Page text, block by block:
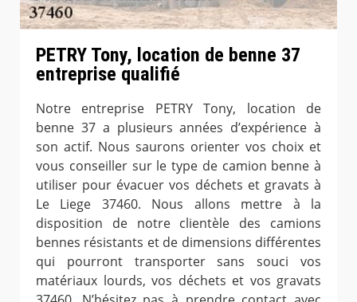
PETRY Tony, location de benne 37
entreprise qualifié
Notre entreprise PETRY Tony, location de
benne 37 a plusieurs années d’expérience à
son actif. Nous saurons orienter vos choix et
vous conseiller sur le type de camion benne à
utiliser pour évacuer vos déchets et gravats à
Le Liege 37460. Nous allons mettre à la
disposition de notre clientèle des camions
bennes résistants et de dimensions différentes
qui pourront transporter sans souci vos
matériaux lourds, vos déchets et vos gravats